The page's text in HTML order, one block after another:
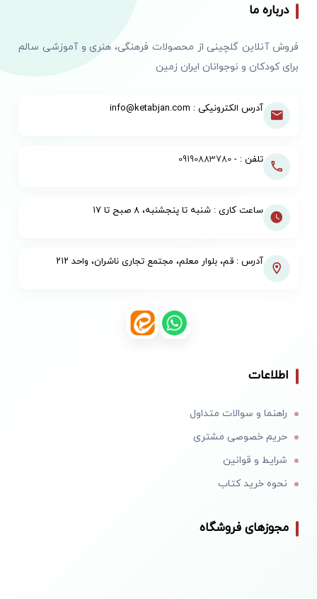
درباره ما
فروش آنلاین گلچینی از محصولات فرهنگی، هنری و آموزشی سالم
برای کودکان و نوجوانان ایران زمین
آدرس الکترونیکی : info@ketabjan.com
تلفن : -09190883780
ساعت کاری : شنبه تا پنجشنبه، ۸ صبح تا ۱۷
آدرس : قم، بلوار معلم، مجتمع تجاری ناشران، واحد ۲۱۲
اطلاعات
راهنما و سوالات متداول
حریم خصوصی مشتری
شرایط و قوانین
نحوه خرید کتاب
مجوزهای فروشگاه